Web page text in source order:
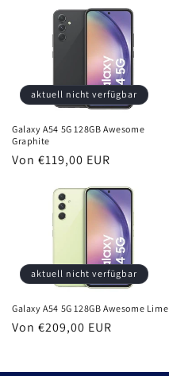
aktuell nicht verfügbar
Galaxy A54 5G 128GB Awesome
Graphite
Normaler
Von €119,00 EUR
aktuell nicht verfügbar
Galaxy A54 5G 128GB Awesome Lime
Normaler
Von €209,00 EUR